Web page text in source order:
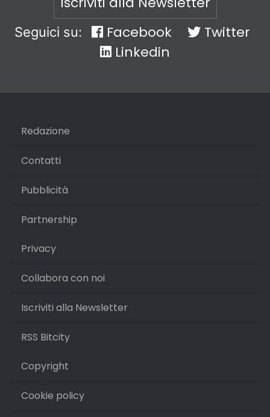
Seguici su: Facebook
Twitter
Linkedin
Redazione
Contatti
Pubblicità
Partnership
Privacy
Collabora con noi
Iscriviti alla Newsletter
RSS Bitcity
Copyright
Cookie policy